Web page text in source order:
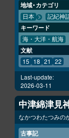
地域・カテゴリ
日本 記紀神
キーワード
海・大洋・航海
文献
15 18 21 22
Last-update:
2026-03-11
中津綿津見
なかつわたつみの
古事記